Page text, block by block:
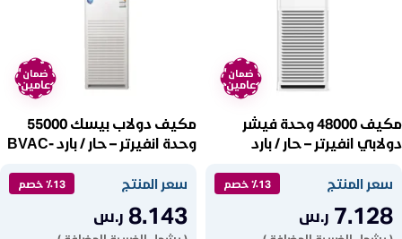
ضمان
عامين
مكيف 48000 وحدة فيشر
دولابي انفيرتر – حار / بارد
سعر المنتج ٪13 خصم
7.128 ر.س
ضمان
عامين
مكيف دولاب بيسك 55000
وحدة انفيرتر – حار / بارد BVAC-
سعر المنتج ٪13 خصم
8.143 ر.س